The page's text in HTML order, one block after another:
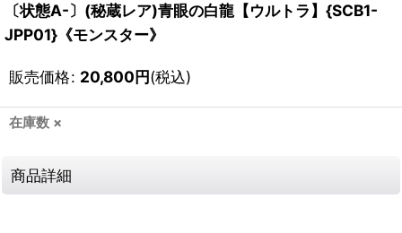
〔状態A-〕(秘蔵レア)青眼の白龍【ウルトラ】{SCB1-
JPP01}《モンスター》
販売価格: 20,800円(税込)
在庫数 ×
商品詳細